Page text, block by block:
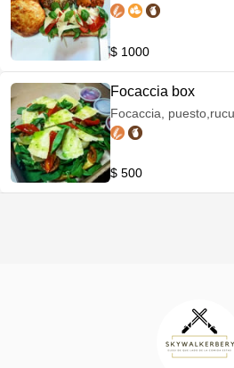
2 bagels 2 panes de
$ 1000
Focaccia box
Focaccia,
tomates confitados y
$ 500